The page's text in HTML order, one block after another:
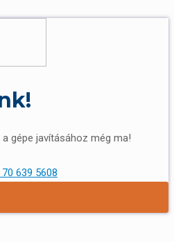
gépe javításához még ma!
639 5608